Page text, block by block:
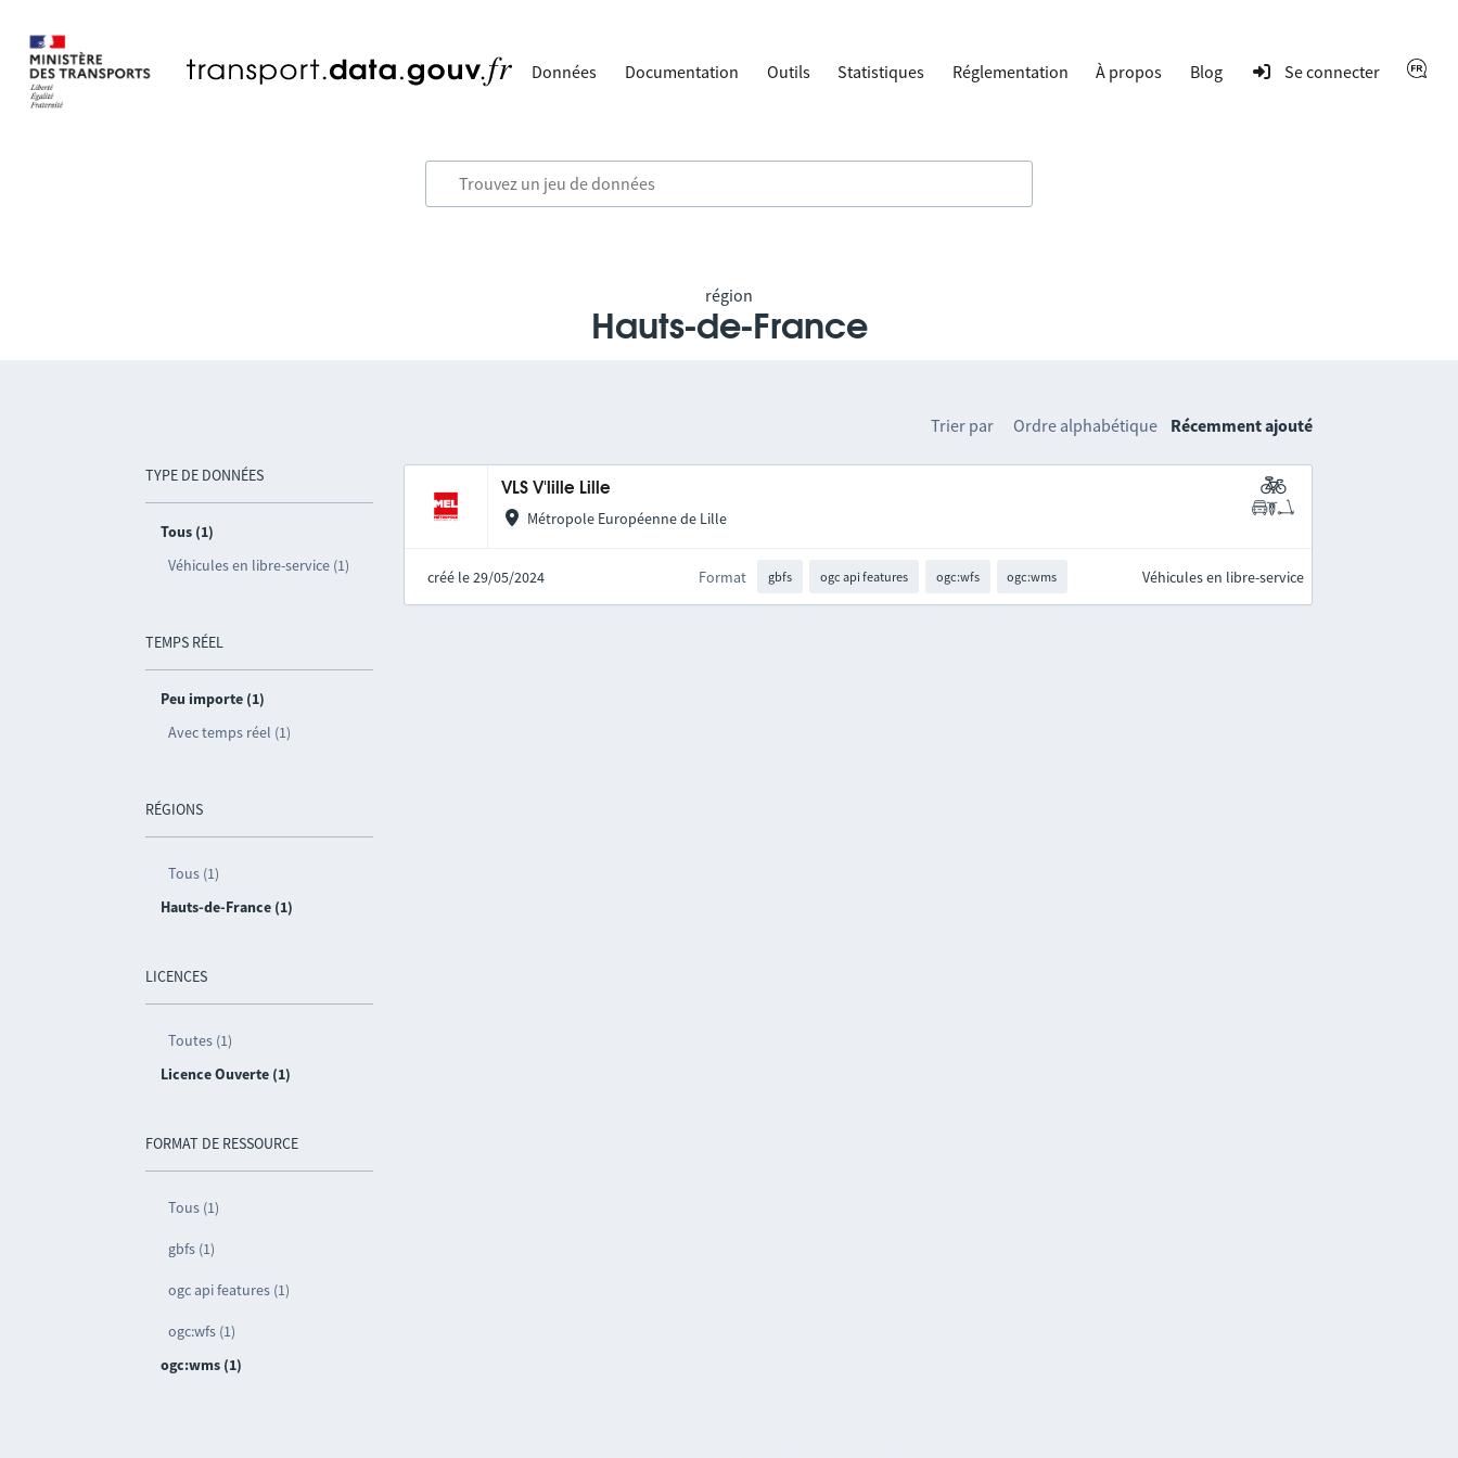
Données Documentation Outils Statistiques Réglementation À propos Blog Se connecter
région
Hauts-de-France
TYPE DE DONNÉES
Tous (1)
Véhicules en libre-service (1)
TEMPS RÉEL
Peu importe (1)
Avec temps réel (1)
RÉGIONS
Tous (1)
Hauts-de-France (1)
LICENCES
Toutes (1)
Licence Ouverte (1)
FORMAT DE RESSOURCE
Tous (1)
gbfs (1)
ogc api features (1)
ogc:wfs (1)
ogc:wms (1)
Trier par Ordre alphabétique Récemment ajouté
VLS V'lille Lille
Métropole Européenne de Lille
créé le 29/05/2024 Format gbfs ogc api features ogc:wfs ogc:wms Véhicules en libre-service